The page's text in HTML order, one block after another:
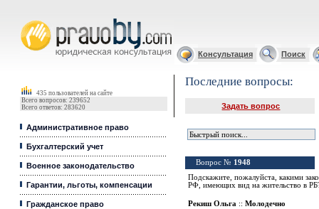
Консультация Поиск
435 пользователей на сайте
Всего вопросов: 239652
Всего ответов: 283620
Административное право
Бухгалтерский учет
Военное законодательство
Гарантии, льготы, компенсации
Гражданское право
Последние вопросы:
Задать вопрос
Вопрос № 1948
Подскажите, пожалуйста, какими
РФ, имеющих вид на жительство в
Рекиш Ольга :: Молодечно